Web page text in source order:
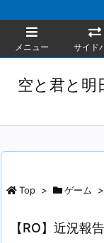
メニュー サイド
空と君と明
Top > ゲーム >
【RO】近況報